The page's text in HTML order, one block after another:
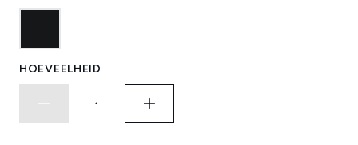
HOEVEELHEID